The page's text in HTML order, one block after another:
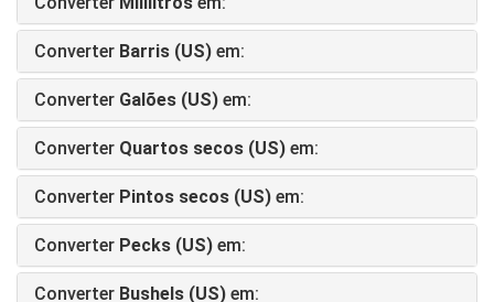
Converter Barris (US) em:
Converter Galões (US) em:
Converter Quartos secos (US) em:
Converter Pintos secos (US) em:
Converter Pecks (US) em:
Converter Bushels (US) em: